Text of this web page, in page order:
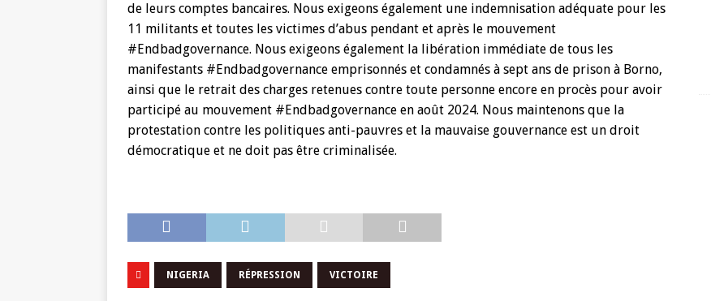
de leurs comptes bancaires. Nous exigeons également une indemnisation adéquate pour les
11 militants et toutes les victimes d’abus pendant et après le mouvement
#Endbadgovernance. Nous exigeons également la libération immédiate de tous les
manifestants #Endbadgovernance emprisonnés et condamnés à sept ans de prison à Borno,
ainsi que le retrait des charges retenues contre toute personne encore en procès pour avoir
participé au mouvement #Endbadgovernance en août 2024. Nous maintenons que la
protestation contre les politiques anti-pauvres et la mauvaise gouvernance est un droit
démocratique et ne doit pas être criminalisée.
NIGERIA RÉPRESSION VICTOIRE